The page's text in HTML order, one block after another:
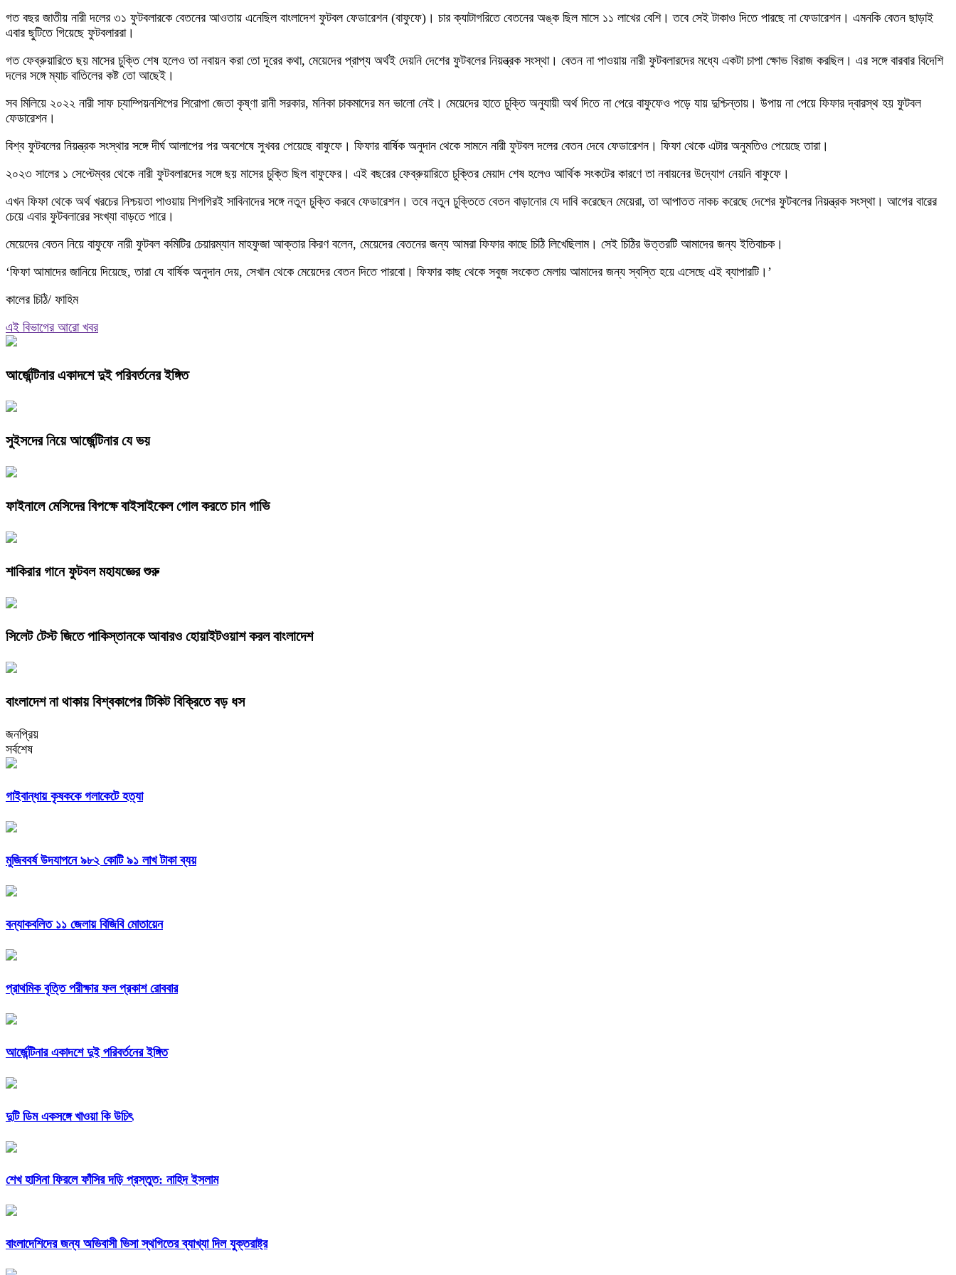
গত বছর জাতীয় নারী দলের ৩১ ফুটবলারকে বেতনের আওতায় এনেছিল বাংলাদেশ ফুটবল ফেডারেশন (বাফুফে)। চার ক্যাটাগরিতে বেতনের অঙ্ক ছিল মাসে ১১ লাখের বেশি। তবে সেই টাকাও দিতে পারছে না ফেডারেশন। এমনকি বেতন ছাড়াই
এবার ছুটিতে গিয়েছে ফুটবলাররা।
গত ফেব্রুয়ারিতে ছয় মাসের চুক্তি শেষ হলেও তা নবায়ন করা তো দূরের কথা, মেয়েদের প্রাপ্য অর্থই দেয়নি দেশের ফুটবলের নিয়ন্ত্রক সংস্থা। বেতন না পাওয়ায় নারী ফুটবলারদের মধ্যে একটা চাপা ক্ষোভ বিরাজ করছিল। এর সঙ্গে বারবার বিদেশি
দলের সঙ্গে ম্যাচ বাতিলের কষ্ট তো আছেই।
সব মিলিয়ে ২০২২ নারী সাফ চ্যাম্পিয়নশিপের শিরোপা জেতা কৃষ্ণা রানী সরকার, মনিকা চাকমাদের মন ভালো নেই। মেয়েদের হাতে চুক্তি অনুযায়ী অর্থ দিতে না পেরে বাফুফেও পড়ে যায় দুশ্চিন্তায়। উপায় না পেয়ে ফিফার দ্বারস্থ হয় ফুটবল
ফেডারেশন।
বিশ্ব ফুটবলের নিয়ন্ত্রক সংস্থার সঙ্গে দীর্ঘ আলাপের পর অবশেষে সুখবর পেয়েছে বাফুফে। ফিফার বার্ষিক অনুদান থেকে সামনে নারী ফুটবল দলের বেতন দেবে ফেডারেশন। ফিফা থেকে এটার অনুমতিও পেয়েছে তারা।
২০২৩ সালের ১ সেপ্টেম্বর থেকে নারী ফুটবলারদের সঙ্গে ছয় মাসের চুক্তি ছিল বাফুফের। এই বছরের ফেব্রুয়ারিতে চুক্তির মেয়াদ শেষ হলেও আর্থিক সংকটের কারণে তা নবায়নের উদ্যোগ নেয়নি বাফুফে।
এখন ফিফা থেকে অর্থ খরচের নিশ্চয়তা পাওয়ায় শিগগিরই সাবিনাদের সঙ্গে নতুন চুক্তি করবে ফেডারেশন। তবে নতুন চুক্তিতে বেতন বাড়ানোর যে দাবি করেছেন মেয়েরা, তা আপাতত নাকচ করেছে দেশের ফুটবলের নিয়ন্ত্রক সংস্থা। আগের বারের
চেয়ে এবার ফুটবলারের সংখ্যা বাড়তে পারে।
মেয়েদের বেতন নিয়ে বাফুফে নারী ফুটবল কমিটির চেয়ারম্যান মাহফুজা আক্তার কিরণ বলেন, মেয়েদের বেতনের জন্য আমরা ফিফার কাছে চিঠি লিখেছিলাম। সেই চিঠির উত্তরটি আমাদের জন্য ইতিবাচক।
‘ফিফা আমাদের জানিয়ে দিয়েছে, তারা যে বার্ষিক অনুদান দেয়, সেখান থেকে মেয়েদের বেতন দিতে পারবো। ফিফার কাছ থেকে সবুজ সংকেত মেলায় আমাদের জন্য স্বস্তি হয়ে এসেছে এই ব্যাপারটি।’
কালের চিঠি/ ফাহিম
এই বিভাগের আরো খবর
আর্জেন্টিনার একাদশে দুই পরিবর্তনের ইঙ্গিত
সুইসদের নিয়ে আর্জেন্টিনার যে ভয়
ফাইনালে মেসিদের বিপক্ষে বাইসাইকেল গোল করতে চান গাভি
শাকিরার গানে ফুটবল মহাযজ্ঞের শুরু
সিলেট টেস্ট জিতে পাকিস্তানকে আবারও হোয়াইটওয়াশ করল বাংলাদেশ
বাংলাদেশ না থাকায় বিশ্বকাপের টিকিট বিক্রিতে বড় ধস
জনপ্রিয়
সর্বশেষ
গাইবান্ধায় কৃষককে গলাকেটে হত্যা
মুজিববর্ষ উদযাপনে ৯৮২ কোটি ৯১ লাখ টাকা ব্যয়
বন্যাকবলিত ১১ জেলায় বিজিবি মোতায়েন
প্রাথমিক বৃত্তি পরীক্ষার ফল প্রকাশ রোববার
আর্জেন্টিনার একাদশে দুই পরিবর্তনের ইঙ্গিত
দুটি ডিম একসঙ্গে খাওয়া কি উচিৎ
শেখ হাসিনা ফিরলে ফাঁসির দড়ি প্রস্তুত: নাহিদ ইসলাম
বাংলাদেশিদের জন্য অভিবাসী ভিসা স্থগিতের ব্যাখ্যা দিল যুক্তরাষ্ট্র